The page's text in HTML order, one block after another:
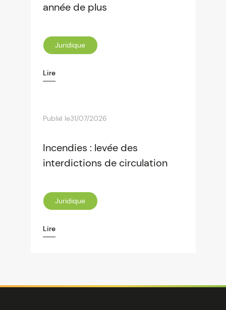
année de plus
Juridique
Lire
Publié le31/07/2026
Incendies : levée des
interdictions de circulation
Juridique
Lire